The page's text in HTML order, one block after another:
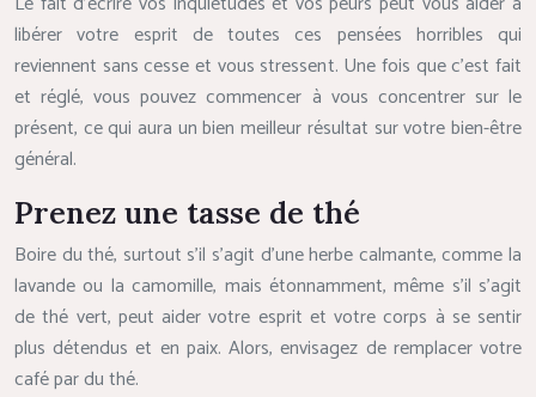
libérer votre esprit de toutes ces pensées horribles qui
reviennent sans cesse et vous stressent. Une fois que c’est fait
et réglé, vous pouvez commencer à vous concentrer sur le
présent, ce qui aura un bien meilleur résultat sur votre bien-être
général.
Prenez une tasse de thé
Boire du thé, surtout s’il s’agit d’une herbe calmante, comme la
lavande ou la camomille, mais étonnamment, même s’il s’agit
de thé vert, peut aider votre esprit et votre corps à se sentir
plus détendus et en paix. Alors, envisagez de remplacer votre
café par du thé.